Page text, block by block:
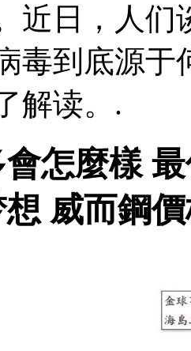
近日，人
到底源于
解读。.
怎麼樣
威而鋼